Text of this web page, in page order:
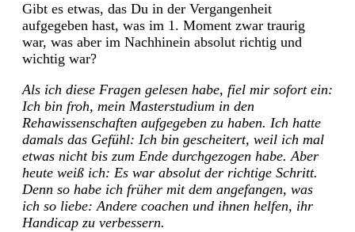
Gibt es etwas, das Du in der Vergangenheit
aufgegeben hast, was im 1. Moment zwar traurig
war, was aber im Nachhinein absolut richtig und
wichtig war?
Als ich diese Fragen gelesen habe, fiel mir sofort ein:
Ich bin froh, mein Masterstudium in den
Rehawissenschaften aufgegeben zu haben. Ich hatte
damals das Gefühl: Ich bin gescheitert, weil ich mal
etwas nicht bis zum Ende durchgezogen habe. Aber
heute weiß ich: Es war absolut der richtige Schritt.
Denn so habe ich früher mit dem angefangen, was
ich so liebe: Andere coachen und ihnen helfen, ihr
Handicap zu verbessern.